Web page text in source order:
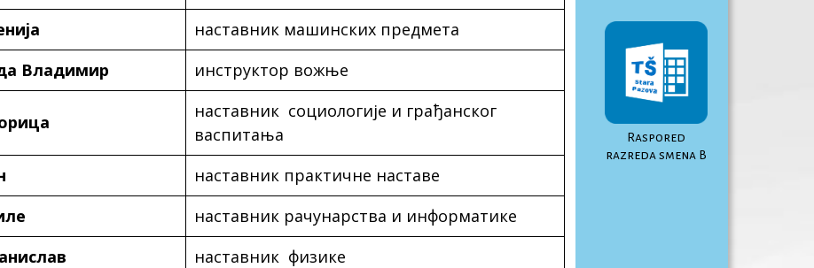
наставник машинских предмета
Владимир инструктор вожње
наставник социологије и грађанског
васпитања
наставник практичне наставе
наставник рачунарства и информатике
наставник физике
Raspored
razreda smena B